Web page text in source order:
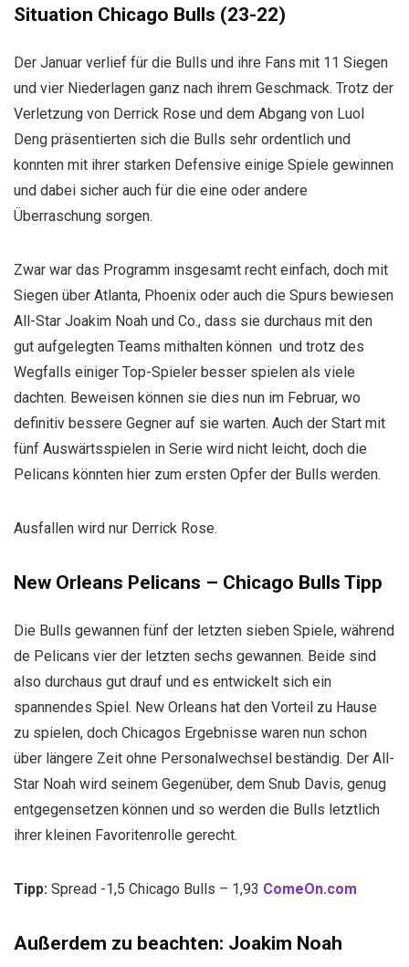
Situation Chicago Bulls (23-22)
Der Januar verlief für die Bulls und ihre Fans mit 11 Siegen
und vier Niederlagen ganz nach ihrem Geschmack. Trotz der
Verletzung von Derrick Rose und dem Abgang von Luol
Deng präsentierten sich die Bulls sehr ordentlich und
konnten mit ihrer starken Defensive einige Spiele gewinnen
und dabei sicher auch für die eine oder andere
Überraschung sorgen.
Zwar war das Programm insgesamt recht einfach, doch mit
Siegen über Atlanta, Phoenix oder auch die Spurs bewiesen
All-Star Joakim Noah und Co., dass sie durchaus mit den
gut aufgelegten Teams mithalten können und trotz des
Wegfalls einiger Top-Spieler besser spielen als viele
dachten. Beweisen können sie dies nun im Februar, wo
definitiv bessere Gegner auf sie warten. Auch der Start mit
fünf Auswärtsspielen in Serie wird nicht leicht, doch die
Pelicans könnten hier zum ersten Opfer der Bulls werden.
Ausfallen wird nur Derrick Rose.
New Orleans Pelicans – Chicago Bulls Tipp
Die Bulls gewannen fünf der letzten sieben Spiele, während
de Pelicans vier der letzten sechs gewannen. Beide sind
also durchaus gut drauf und es entwickelt sich ein
spannendes Spiel. New Orleans hat den Vorteil zu Hause
zu spielen, doch Chicagos Ergebnisse waren nun schon
über längere Zeit ohne Personalwechsel beständig. Der All-
Star Noah wird seinem Gegenüber, dem Snub Davis, genug
entgegensetzen können und so werden die Bulls letztlich
ihrer kleinen Favoritenrolle gerecht.
Tipp: Spread -1,5 Chicago Bulls – 1,93 ComeOn.com
Außerdem zu beachten: Joakim Noah